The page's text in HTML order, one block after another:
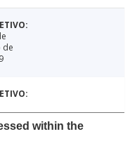
de
within the